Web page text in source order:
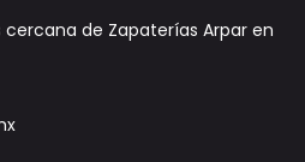
de Zapaterías Arpar en